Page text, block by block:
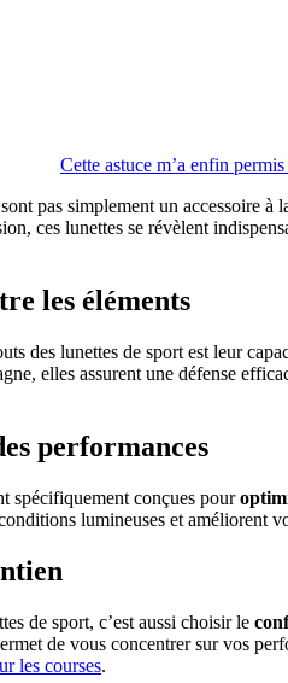
Cette astuce m’a enfin
pas simplement un accessoire
ces lunettes se révèlent
les éléments
des lunettes de sport est leur
elles assurent une défense
performances
spécifiquement conçues pour
lumineuses et améliorent
de sport, c’est aussi choisir le
de vous concentrer sur vos
les courses.